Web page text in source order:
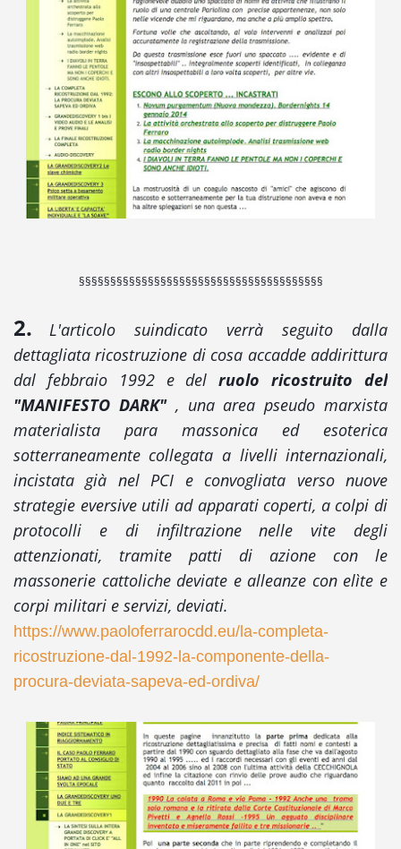
§§§§§§§§§§§§§§§§§§§§§§§§§§§§§§§§§§§§§§§
2.
L'articolo suindicato verrà seguito dalla
dettagliata ricostruzione di cosa accadde addirittura
dal febbraio 1992 e delruolo ricostruito del
"MANIFESTO DARK", una area pseudo marxista
materialista para massonica ed esoterica
sotterraneamente collegata a livelli internazionali,
incistata già nel PCI e convogliata verso nuove
strategie eversive utili ad apparati coperti, a colpi di
protocolli e di infiltrazione nelle vite degli
attenzionati, tramite patti di azione con le
massonerie cattoliche deviate e alleanze con elìte e
corpi militari e servizi, deviati.
https://www.paoloferrarocdd.eu/la-completa-
ricostruzione-dal-1992-la-componente-della-
procura-deviata-sapeva-ed-ordiva/